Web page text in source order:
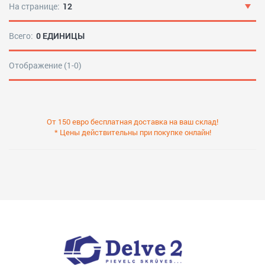
На странице: 12
Всего: 0 ЕДИНИЦЫ
Отображение (1-0)
От 150 евро бесплатная доставка на ваш склад!
* Цены действительны при покупке онлайн!